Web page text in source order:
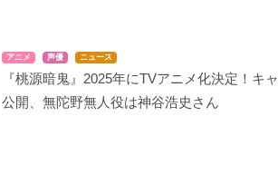
アニメ 声優 ニュース
『桃源暗鬼』2025年にTVアニメ化決定！キ
公開、無陀野無人役は神谷浩史さん